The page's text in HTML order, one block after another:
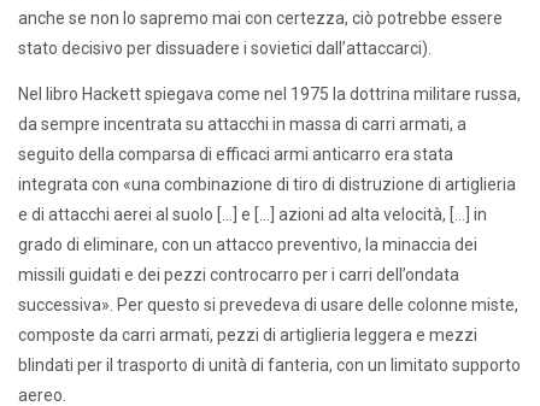
anche se non lo sapremo mai con certezza, ciò potrebbe essere
stato decisivo per dissuadere i sovietici dall’attaccarci).
Nel libro Hackett spiegava come nel 1975 la dottrina militare russa,
da sempre incentrata su attacchi in massa di carri armati, a
seguito della comparsa di efficaci armi anticarro era stata
integrata con «una combinazione di tiro di distruzione di artiglieria
e di attacchi aerei al suolo […] e […] azioni ad alta velocità, […] in
grado di eliminare, con un attacco preventivo, la minaccia dei
missili guidati e dei pezzi controcarro per i carri dell’ondata
successiva». Per questo si prevedeva di usare delle colonne miste,
composte da carri armati, pezzi di artiglieria leggera e mezzi
blindati per il trasporto di unità di fanteria, con un limitato supporto
aereo.